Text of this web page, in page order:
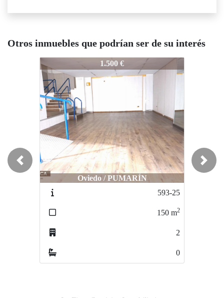
Otros inmuebles que podrían ser de su interés
193-25
1.500 €
Oviedo / PUMARÍN
593-25
m 2
193-25 1.500 €
Corvera / TRASONA
Previous Next